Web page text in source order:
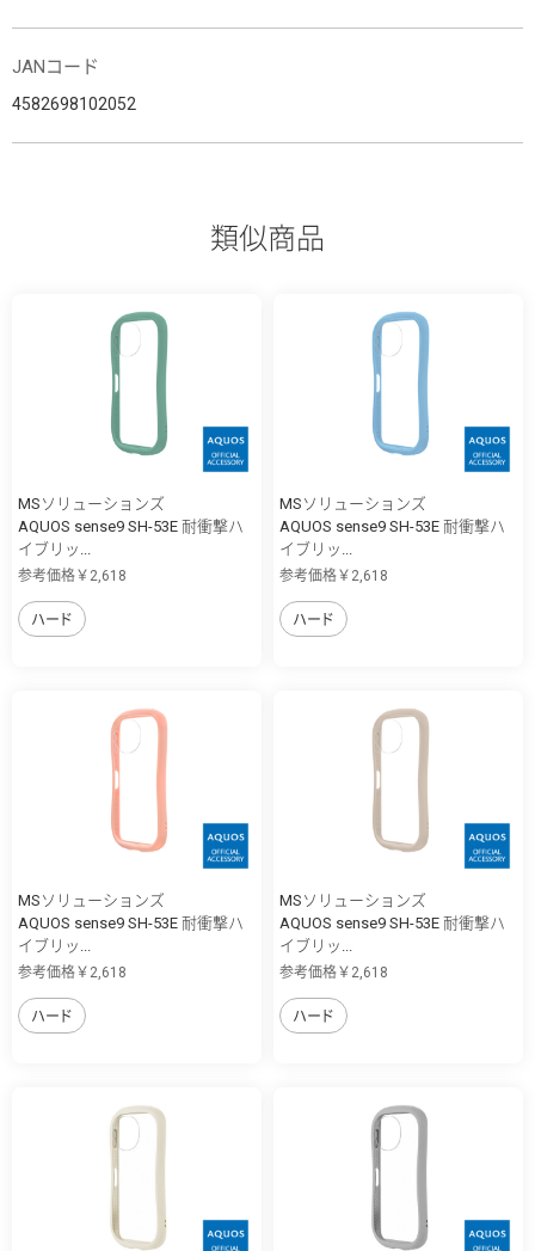
JANコード
4582698102052
類似商品
MSソリューションズ
AQUOS sense9 SH-53E 耐衝撃ハ
イブリッ...
参考価格￥2,618
ハード
MSソリューションズ
AQUOS sense9 SH-53E 耐衝撃ハ
イブリッ...
参考価格￥2,618
ハード
MSソリューションズ
AQUOS sense9 SH-53E 耐衝撃ハ
イブリッ...
参考価格￥2,618
ハード
MSソリューションズ
AQUOS sense9 SH-53E 耐衝撃ハ
イブリッ...
参考価格￥2,618
ハード